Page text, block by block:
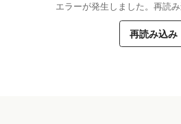
エラーが発生しました。再読
再読み込み